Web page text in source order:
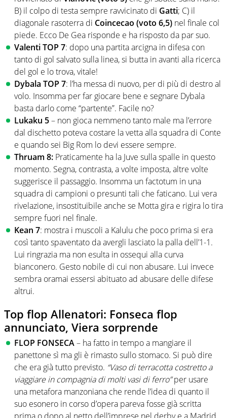
B) il colpo di testa sempre ravvicinato di Gatti; C) il
diagonale rasoterra di Coincecao (voto 6,5) nel finale col
piede. Ecco De Gea risponde e ha risposto da par suo.
Valenti TOP 7: dopo una partita arcigna in difesa con
tanto di gol salvato sulla linea, si butta in avanti alla ricerca
del gol e lo trova, vitale!
Dybala TOP 7: l’ha messa di nuovo, per di più di destro al
volo. Insomma per far giocare bene e segnare Dybala
basta darlo come “partente”. Facile no?
Lukaku 5– non gioca nemmeno tanto male ma l’errore
dal dischetto poteva costare la vetta alla squadra di Conte
e quando sei Big Rom lo devi essere sempre.
Thruam 8: Praticamente ha la Juve sulla spalle in questo
momento. Segna, contrasta, a volte imposta, altre volte
suggerisce il passaggio. Insomma un factotum in una
squadra di campioni o presunti tali che faticano. Lui vera
rivelazione, insostituibile anche se Motta gira e rigira lo tira
sempre fuori nel finale.
Kean 7: mostra i muscoli a Kalulu che poco prima si era
così tanto spaventato da avergli lasciato la palla dell’1-1.
Lui ringrazia ma non esulta in ossequi alla curva
bianconero. Gesto nobile di cui non abusare. Lui invece
sembra oramai essersi abituato ad abusare delle difese
altrui.
Top flop Allenatori: Fonseca flop
annunciato, Viera sorprende
FLOP FONSECA– ha fatto in tempo a mangiare il
panettone sì ma gli è rimasto sullo stomaco. Si può dire
che era già tutto previsto. “Vaso di terracotta costretto a
viaggiare in compagnia di molti vasi di ferro”per usare
una metafora manzoniana che rende l’idea di quanto il
suo esonero in corso d’opera pareva fosse già scritta